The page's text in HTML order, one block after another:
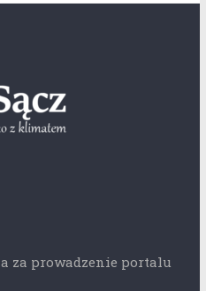
za prowadzenie portalu